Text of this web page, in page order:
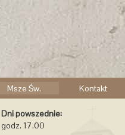
Msze Św. Kontakt
Dni powszednie:
godz. 17.00